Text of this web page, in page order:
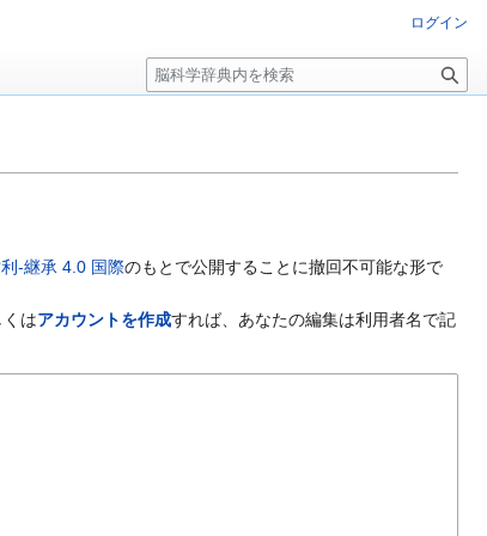
-継承 4.0 国際のもとで公開することに撤回不可能な形で
はアカウントを作成すれば、あなたの編集は利用者名で記
ログイン
検
索